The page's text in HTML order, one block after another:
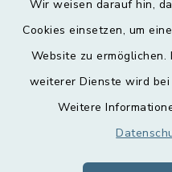
Wir weisen darauf hin,
Cookies einsetzen, um
Website zu
weiterer Dienste wird
Weitere